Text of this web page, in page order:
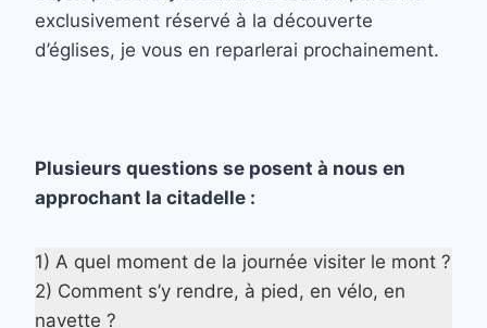
exclusivement réservé à la découverte
d’églises, je vous en reparlerai prochainement.
Plusieurs questions se posent à nous en
approchant la citadelle :
1) A quel moment de la journée visiter le mont ?
2) Comment s’y rendre, à pied, en vélo, en
navette ?